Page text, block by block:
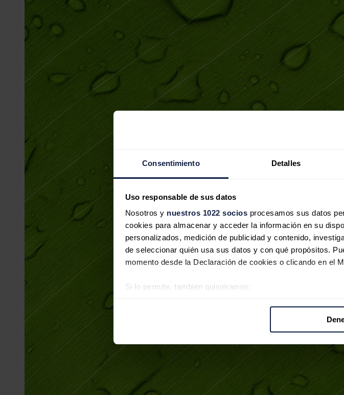
Consentimiento Detalles
Uso responsable de sus datos
Nosotros y nuestros 1022 socios procesamos sus datos
cookies para almacenar y acceder la información en su
personalizados, medición de publicidad y contenido,
de seleccionar quién usa sus datos y con qué propósitos.
momento desde la Declaración de cookies o clicando en el
Si lo permite, también quisiéramos:
Las cookies de este sitio web se usan para personalizar el
y analizar el tráfico. Además, compartimos información
redes sociales, publicidad y análisis web, quienes pueden